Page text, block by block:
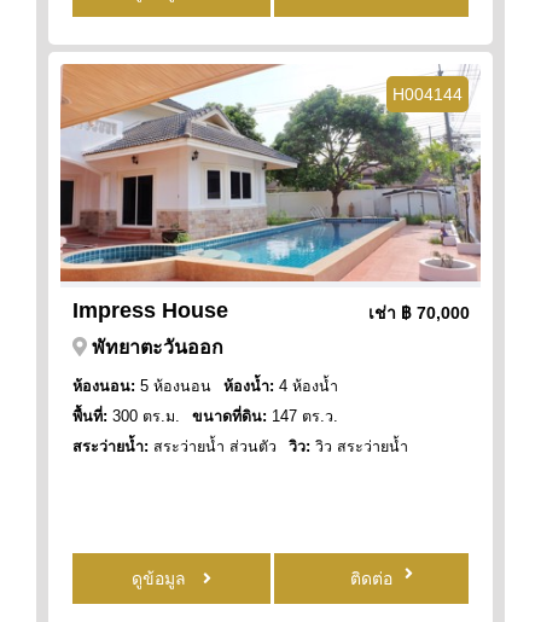
H004144
Impress House เช่า ฿ 70,000
พัทยาตะวันออก
ห้องนอน: 5 ห้องนอน ห้องน้ำ: 4 ห้องน้ำ
พื้นที่: 300 ตร.ม. ขนาดที่ดิน: 147 ตร.ว.
สระว่ายน้ำ: สระว่ายน้ำ ส่วนตัว วิว: วิว สระว่ายน้ำ
ดูข้อมูล ติดต่อ